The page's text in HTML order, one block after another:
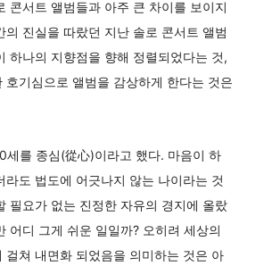
콘서트 앨범들과 아주 큰 차이를 보이지
의 진실을 따랐던 지난 솔로 콘서트 앨범
하나의 지향점을 향해 정렬되었다는 것,
호기심으로 앨범을 감상하게 한다는 것은
세를 종심(從心)이라고 했다. 마음이 하
라도 법도에 어긋나지 않는 나이라는 것
필요가 없는 진정한 자유의 경지에 올랐
어디 그게 쉬운 일일까? 오히려 세상의
걸쳐 내면화 되었음을 의미하는 것은 아